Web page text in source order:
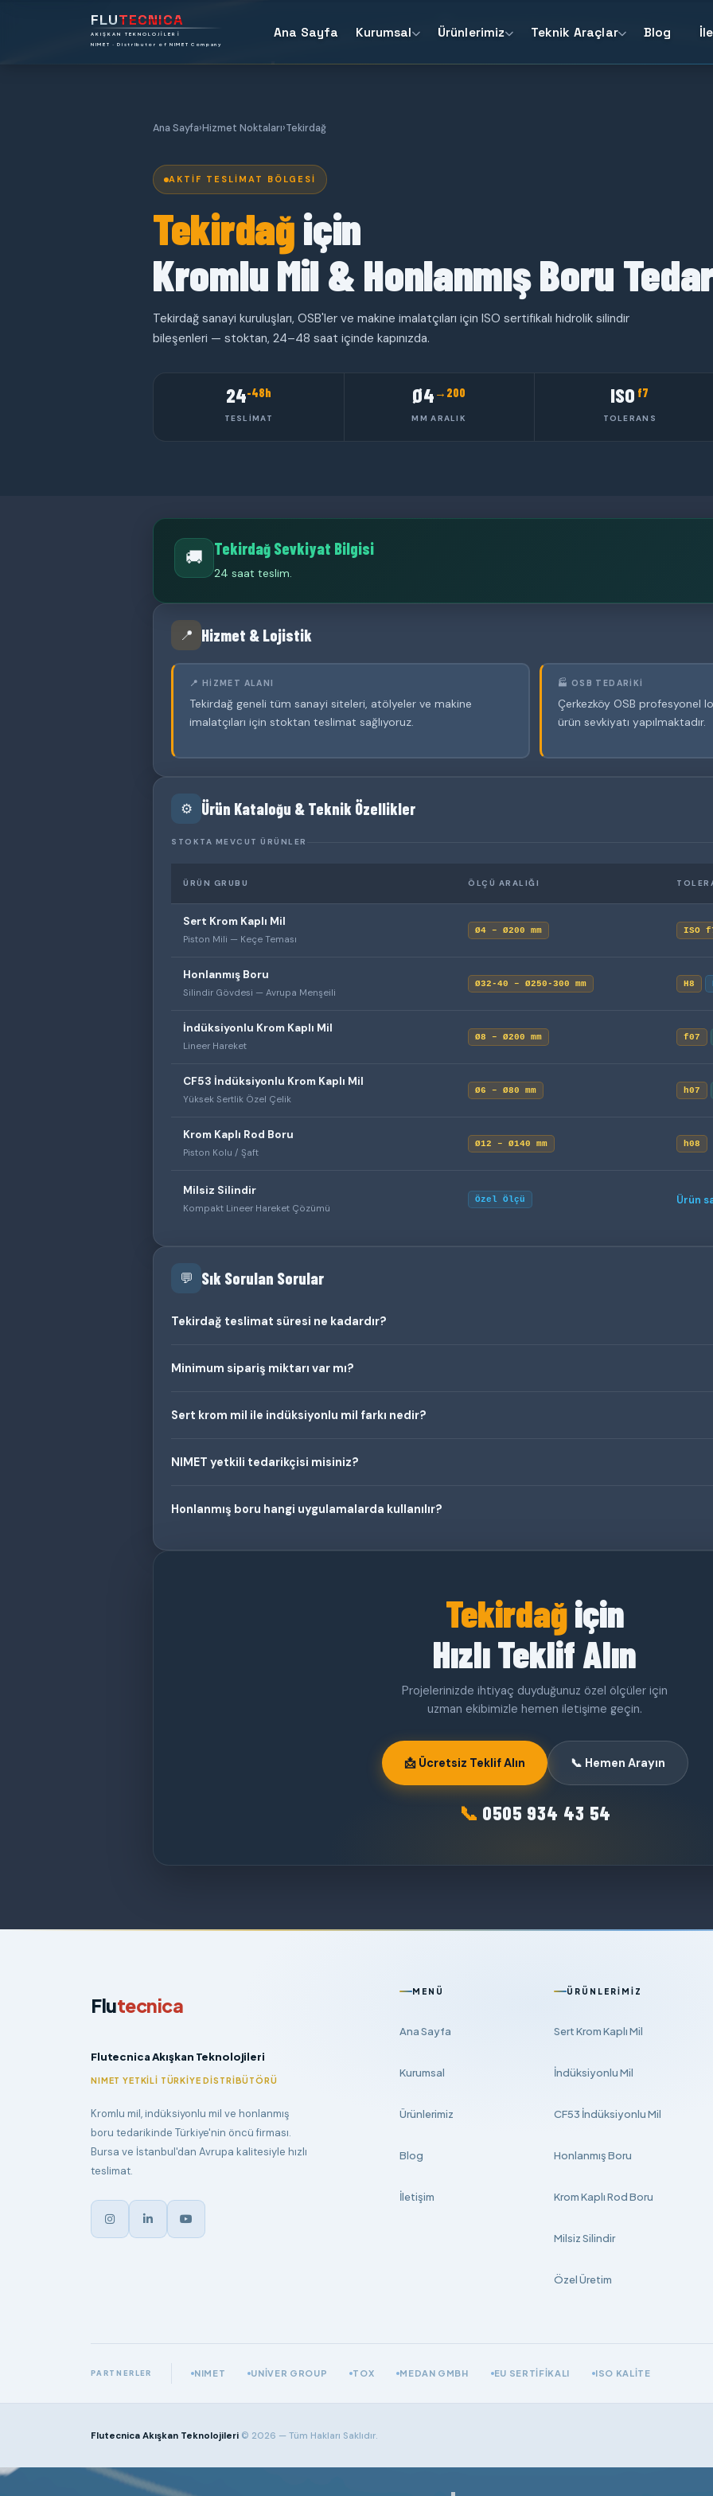
FLUTECNICA
AKIŞKAN TEKNOLOJİLERİ
NIMET · Distributor of NIMET Company
Ana Sayfa Kurumsal Ürünlerimiz Teknik Araçlar Blog
Ana Sayfa›Hizmet Noktaları›Tekirdağ
AKTIF TESLIMAT BÖLGESI
Tekirdağiçin
Kromlu Mil & Honlanmış Boru
Tekirdağ sanayi kuruluşları, OSB'ler ve makine imalatçıları için ISO sertifikalı hidrolik silindir
bileşenleri — stoktan, 24–48 saat içinde kapınızda.
24-48h
TESLIMAT
Ø4 →200
MM ARALIK
ISO f7
TOLERANS
🚚 Tekirdağ Sevkiyat Bilgisi
24 saat teslim.
📍 Hizmet & Lojistik
📍 HIZMET ALANI
Tekirdağ geneli tüm sanayi siteleri, atölyeler ve makine
imalatçıları için stoktan teslimat sağlıyoruz.
🏭 OSB TEDARIKI
Çerkezköy OSB profesyonel
ürün sevkiyatı yapılmaktadır.
⚙️ Ürün Kataloğu & Teknik Özellikler
STOKTA MEVCUT ÜRÜNLER
ÜRÜN GRUBU ÖLÇÜ ARALIĞI
Sert Krom Kaplı Mil
Piston Mili — Keçe Teması
Ø4 – Ø200 mm ISO
Honlanmış Boru
Silindir Gövdesi — Avrupa Menşeili
Ø32-40 – Ø250-300 mm H8
İndüksiyonlu Krom Kaplı Mil
Lineer Hareket
Ø8 – Ø200 mm f07
CF53 İndüksiyonlu Krom Kaplı Mil
Yüksek Sertlik Özel Çelik
Ø6 – Ø80 mm h07
Krom Kaplı Rod Boru
Piston Kolu / Şaft
Ø12 – Ø140 mm h08
Milsiz Silindir
Kompakt Lineer Hareket Çözümü
Özel Ölçü Ürün
💬 Sık Sorulan Sorular
Tekirdağ teslimat süresi ne kadardır?
Minimum sipariş miktarı var mı?
Sert krom mil ile indüksiyonlu mil farkı nedir?
NIMET yetkili tedarikçisi misiniz?
Honlanmış boru hangi uygulamalarda kullanılır?
Tekirdağiçin
Hızlı Teklif Alın
Projelerinizde ihtiyaç duyduğunuz özel ölçüler için
uzman ekibimizle hemen iletişime geçin.
📩 Ücretsiz Teklif Alın 📞 Hemen Arayın
📞 0505 934 43 54
Flutecnica
Flutecnica Akışkan Teknolojileri
NIMET YETKILI TÜRKIYE DISTRIBÜTÖRÜ
Kromlu mil, indüksiyonlu mil ve honlanmış
boru tedarikinde Türkiye'nin öncü firması.
Bursa ve İstanbul'dan Avrupa kalitesiyle hızlı
teslimat.
MENÜ
Ana Sayfa
Kurumsal
Ürünlerimiz
Blog
İletişim
ÜRÜNLERIMIZ
Sert Krom Kaplı Mil
İndüksiyonlu Mil
CF53 İndüksiyonlu Mil
Honlanmış Boru
Krom Kaplı Rod Boru
Milsiz Silindir
Özel Üretim
PARTNERLER NIMET UNIVER GROUP TOX MEDAN GMBH EU SERTIFIKALI ISO KALITE
Flutecnica Akışkan Teknolojileri © 2026 — Tüm Hakları Saklıdır.